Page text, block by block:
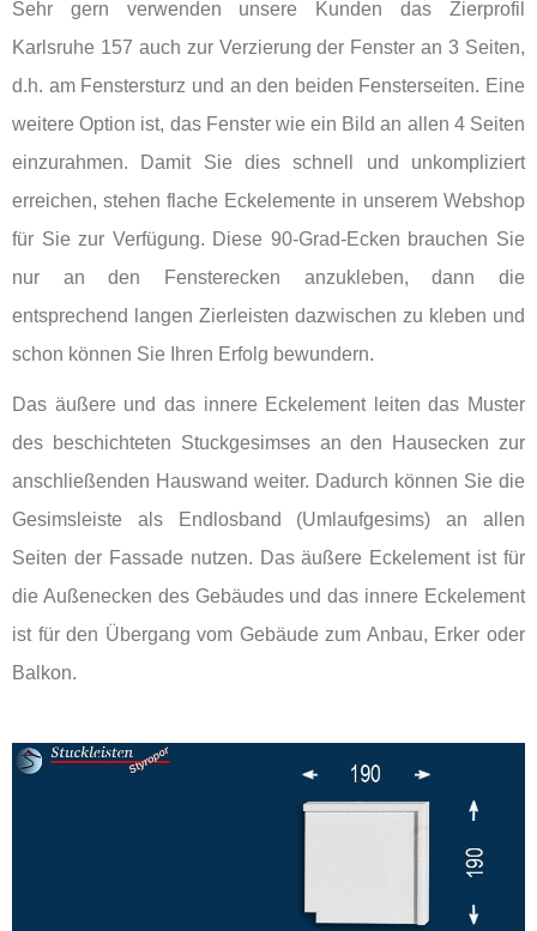
Sehr gern verwenden unsere Kunden das Zierprofil
Karlsruhe 157 auch zur Verzierung der Fenster an 3 Seiten,
d.h. am Fenstersturz und an den beiden Fensterseiten. Eine
weitere Option ist, das Fenster wie ein Bild an allen 4 Seiten
einzurahmen. Damit Sie dies schnell und unkompliziert
erreichen, stehen flache Eckelemente in unserem Webshop
für Sie zur Verfügung. Diese 90-Grad-Ecken brauchen Sie
nur an den Fensterecken anzukleben, dann die
entsprechend langen Zierleisten dazwischen zu kleben und
schon können Sie Ihren Erfolg bewundern.
Das äußere und das innere Eckelement leiten das Muster
des beschichteten Stuckgesimses an den Hausecken zur
anschließenden Hauswand weiter. Dadurch können Sie die
Gesimsleiste als Endlosband (Umlaufgesims) an allen
Seiten der Fassade nutzen. Das äußere Eckelement ist für
die Außenecken des Gebäudes und das innere Eckelement
ist für den Übergang vom Gebäude zum Anbau, Erker oder
Balkon.